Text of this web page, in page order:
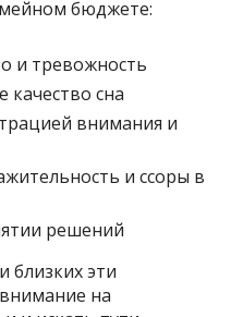
бюджете:
и тревожность
качество сна
внимания и
и ссоры в
решений
близких эти
на